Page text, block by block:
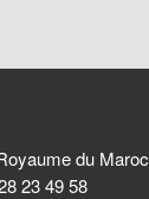
du Maroc
23 49 58